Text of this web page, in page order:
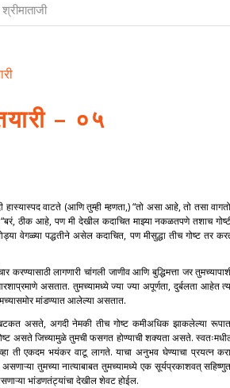
श्रीमाताजी
– ०५
हास्यास्पद वाटते (आणि तुम्ही म्हणता,) “तो असा आहे, तो तसा
ठीक आहे, पण मी देखील कदाचित माझ्या नकळतपणे तशाच
वेगळ्या पद्धतीने असेल कदाचित, पण मीसुद्धा तीच गोष्ट तर
करण्यासाठी लागणारी चांगली जाणीव आणि बुद्धिमत्ता जर
असतात. तुमच्यामध्ये ज्या ज्या अपूर्णता, दुर्बलता आहेत
मांडण्यात आलेल्या असतात.
खटकत असते, अगदी नेमकी तीच गोष्ट कमीअधिक झाकलेल्या
असते जिच्यामुळे तुमची फसगत होण्याची शक्यता असते.
ती एकदम भयंकर वाटू लागते. याचा अनुभव घेण्याचा प्रयत्न
तुमच्या नात्याबाबत तुमच्यामध्ये एक सूर्यप्रकाशवत्‌‍
भांडणतंट्यांचा देखील शेवट होईल.